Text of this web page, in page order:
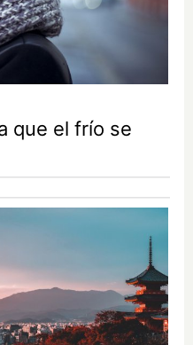
que el frío se